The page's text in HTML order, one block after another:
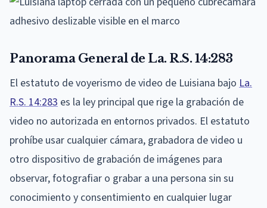
Panorama General de La. R.S. 14:283
El estatuto de voyerismo de video de Luisiana bajo La.
R.S. 14:283 es la ley principal que rige la grabación de
video no autorizada en entornos privados. El estatuto
prohíbe usar cualquier cámara, grabadora de video u
otro dispositivo de grabación de imágenes para
observar, fotografiar o grabar a una persona sin su
conocimiento y consentimiento en cualquier lugar